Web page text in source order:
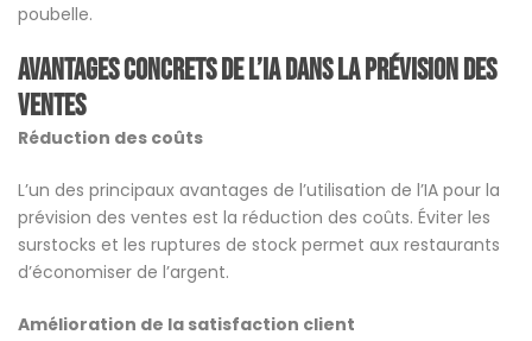
poubelle.
Avantages concrets de l’IA dans la prévision des
ventes
Réduction des coûts
L’un des principaux avantages de l’utilisation de l’IA pour la
prévision des ventes est la réduction des coûts. Éviter les
surstocks et les ruptures de stock permet aux restaurants
d’économiser de l’argent.
Amélioration de la satisfaction client